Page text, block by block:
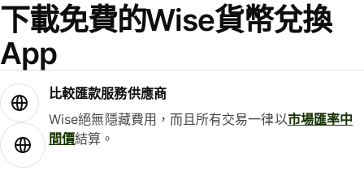
下載免費的Wise貨幣兌換
App
比較匯款服務供應商
Wise絕無隱藏費用，而且所有交易一律以市場匯率中
間價結算。